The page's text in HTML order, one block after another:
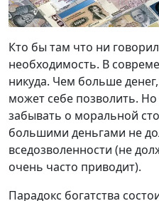
Кто бы там что ни
необходимость. В
никуда. Чем больше
может себе позволить. Но
забывать о моральной
большими деньгами не
вседозволенности (не
очень часто приводит).
Парадокс богатства